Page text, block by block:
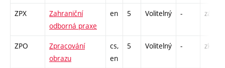
ZPX
Zahraniční
odborná praxe
en 5 Volitelný - zá
ZPO
Zpracování
obrazu
cs,
en
5 Volitelný - zk